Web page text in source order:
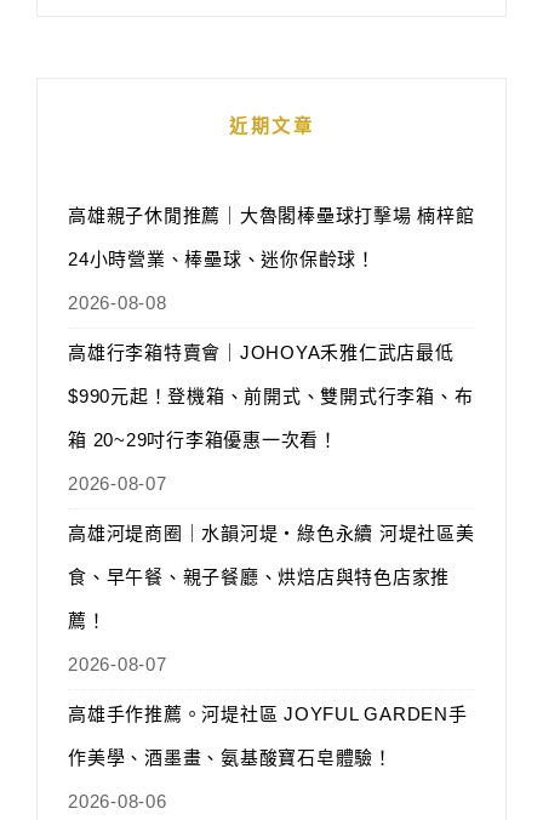
近期文章
高雄親子休閒推薦｜大魯閣棒壘球打擊場 楠梓館
24小時營業、棒壘球、迷你保齡球！
2026-08-08
高雄行李箱特賣會｜JOHOYA禾雅仁武店最低
$990元起！登機箱、前開式、雙開式行李箱、布
箱 20~29吋行李箱優惠一次看！
2026-08-07
高雄河堤商圈｜水韻河堤‧綠色永續 河堤社區美
食、早午餐、親子餐廳、烘焙店與特色店家推
薦！
2026-08-07
高雄手作推薦。河堤社區 JOYFUL GARDEN手
作美學、酒墨畫、氨基酸寶石皂體驗！
2026-08-06